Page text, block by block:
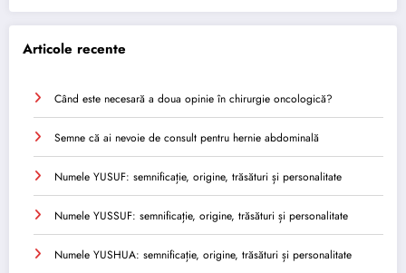
Articole recente
Când este necesară a doua opinie în chirurgie oncologică?
Semne că ai nevoie de consult pentru hernie abdominală
Numele YUSUF: semnificație, origine, trăsături și personalitate
Numele YUSSUF: semnificație, origine, trăsături și personalitate
Numele YUSHUA: semnificație, origine, trăsături și personalitate